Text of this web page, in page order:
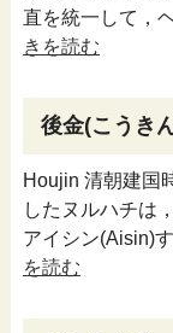
直を統一して，
きを読む
後金(こうき
Houjin 清朝建国
したヌルハチは
アイシン(Aisin)
を読む